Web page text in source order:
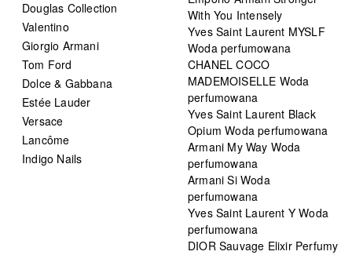
Douglas Collection
Valentino
Giorgio Armani
Tom Ford
Dolce & Gabbana
Estée Lauder
Versace
Lancôme
Indigo Nails
With You Intensely
Yves Saint Laurent MYSLF
Woda perfumowana
CHANEL COCO
MADEMOISELLE Woda
perfumowana
Yves Saint Laurent Black
Opium Woda perfumowana
Armani My Way Woda
perfumowana
Armani Si Woda
perfumowana
Yves Saint Laurent Y Woda
perfumowana
DIOR Sauvage Elixir Perfumy